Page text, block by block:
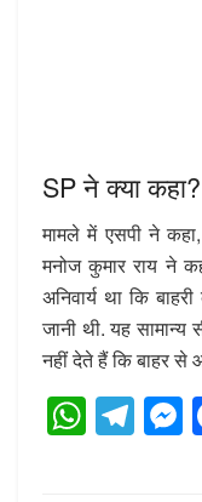
SP ने क्या कहा?
मामले में एसपी ने
मनोज कुमार राय ने
अनिवार्य था कि
जानी थी. यह
नहीं देते हैं कि बाहर से
W
h
T
el